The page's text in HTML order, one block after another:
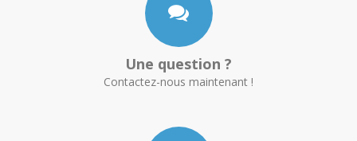
Une question ?
Contactez-nous maintenant !